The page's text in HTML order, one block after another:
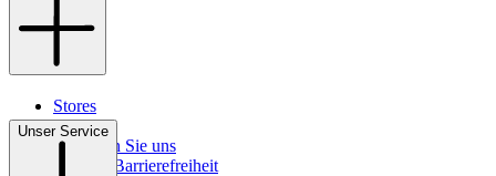
Stores
Kontakt
So finden Sie uns
Digitale Barrierefreiheit
Unser Service